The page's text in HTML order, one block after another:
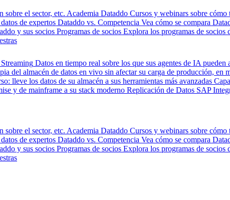
sobre el sector, etc. Academia Dataddo Cursos y webinars sobre
de expertos Dataddo vs. Competencia Vea cómo se compara
y sus socios Programas de socios Explora los programas de socios
Datos en tiempo real sobre los que sus agentes de IA pueden
del almacén de datos en vivo sin afectar su carga de producción, en
lleve los datos de su almacén a sus herramientas más avanzadas
y de mainframe a su stack moderno Replicación de Datos SAP
sobre el sector, etc. Academia Dataddo Cursos y webinars sobre
de expertos Dataddo vs. Competencia Vea cómo se compara
y sus socios Programas de socios Explora los programas de socios